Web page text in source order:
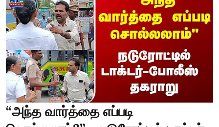
“அந்த வார்த்தை எப்படி